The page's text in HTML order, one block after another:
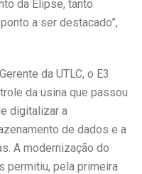
da Elipse, tanto
a ser destacado”,
da UTLC, o E3
da usina que passou
digitalizar a
de dados e a
A modernização do
permitiu, pela primeira